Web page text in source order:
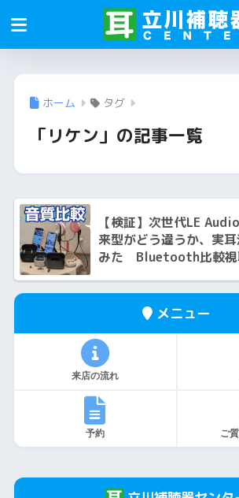
ホーム タグ
「リケン」の記事一覧
【検証】次世代LE
来型がどう違うか、実
みた Bluetooth比較視
メニュー
来店の流れ
予約 ご